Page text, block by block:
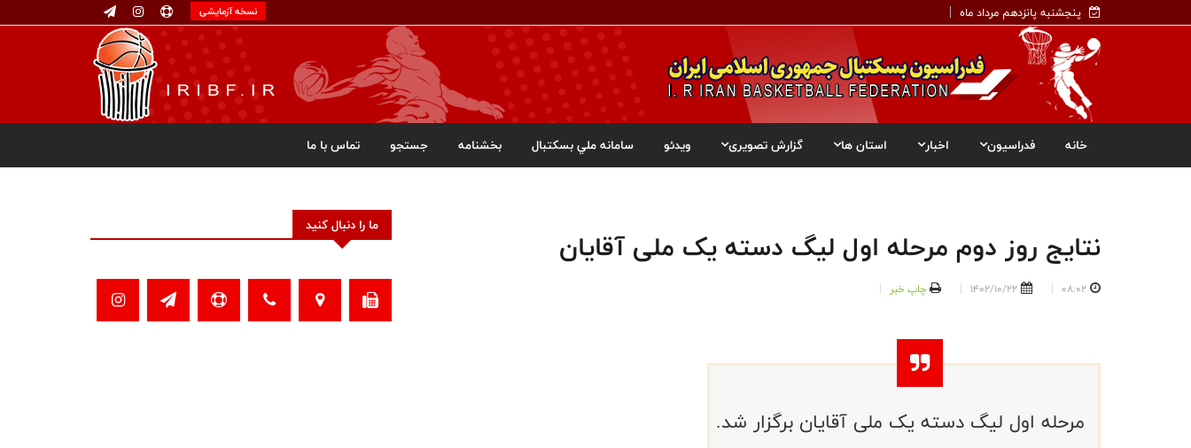
پنجشنبه پانزدهم مرداد ماه نسخه آزمایشی
خانه فدراسیون اخبار استان ها گزارش تصویری ویدئو سامانه ملي بسکتبال بخشنامه جستجو تماس با ما
نتایج روز دوم مرحله اول لیگ دسته یک ملی آقایان
08:02
1402/10/22 چاپ خبر
مرحله اول لیگ دسته یک ملی آقایان برگزار شد. ‌
ما را دنبال کنید